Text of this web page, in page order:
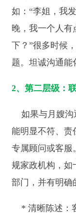
如：“李姐，我
晚，我一个人有
下？”很多时候
题。坦诚沟通能
2、第二层级：
如果与月嫂沟
能明显不符、责
专属顾问或客服
规家政机构，如
部门，并有明确
* 清晰陈述：